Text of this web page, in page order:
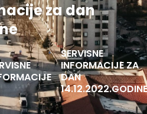
za dan
SERVISNE
INFORMACIJE ZA
DAN
14.12.2022.GODINE